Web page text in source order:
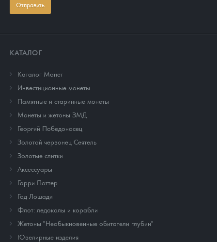
Отправить
КАТАЛОГ
Каталог Монет
Инвестиционные монеты
Памятные и старинные монеты
Монеты и жетоны ЗМД
Георгий Победоносец
Золотой червонец Сеятель
Золотые слитки
Аксессуары
Гарри Поттер
Год Лошади
Флот: ледоколы и корабли
Жетоны "Необыкновенные обитатели глубин"
Ювелирные изделия